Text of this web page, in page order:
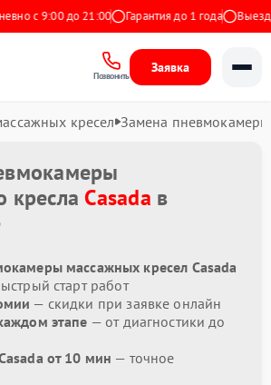
с 9:00 до 21:00 Гарантия до 1 года Выезд
Позвонить
Заявка
кресел Замена пневмокамеры
кресла Casada в
массажных кресел Casada
старт работ
— скидки при заявке онлайн
этапе — от диагностики до
от 10 мин — точное